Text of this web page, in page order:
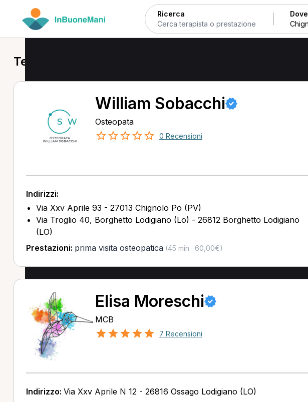
Ricerca Dove
Terapisti a Chignolo Po
William Sobacchi
Osteopata
0 Recensioni
Indirizzi:
Via Xxv Aprile 93 - 27013 Chignolo Po (PV)
Via Troglio 40, Borghetto Lodigiano (Lo) - 26812 Borghetto Lodigiano
(LO)
Prestazioni: prima visita osteopatica(45 min · 60,00€)
Elisa Moreschi
MCB
7 Recensioni
Indirizzo: Via Xxv Aprile N 12 - 26816 Ossago Lodigiano (LO)